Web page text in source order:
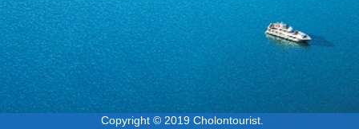
Copyright © 2019 Cholontourist.